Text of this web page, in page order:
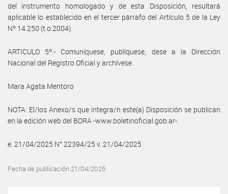
del instrumento homologado y de esta Disposición, resultará
aplicable lo establecido en el tercer párrafo del Artículo 5 de la Ley
Nº 14.250 (t.o.2004).
ARTICULO 5º.- Comuníquese, publíquese, dese a la Dirección
Nacional del Registro Oficial y archívese.
Mara Agata Mentoro
NOTA: El/los Anexo/s que integra/n este(a) Disposición se publican
en la edición web del BORA -www.boletinoficial.gob.ar-
e. 21/04/2025 N° 22394/25 v. 21/04/2025
Fecha de publicación 21/04/2025